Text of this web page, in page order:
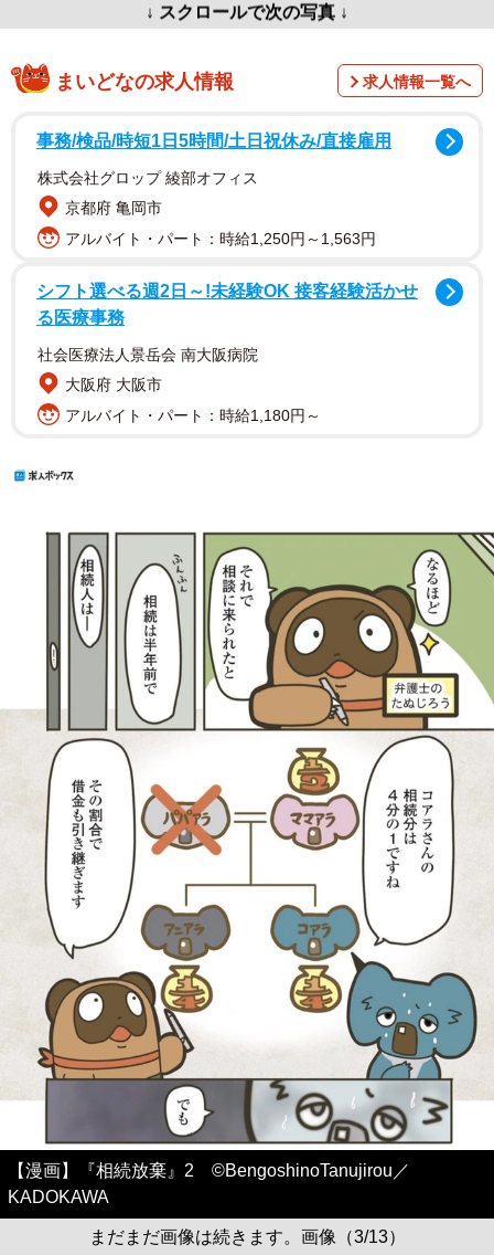
↓ スクロールで次の写真 ↓
まいどなの求人情報 求人情報一覧へ
事務/検品/時短1日5時間/土日祝休み/直接雇用
株式会社グロップ 綾部オフィス
京都府 亀岡市
アルバイト・パート：時給1,250円～1,563円
シフト選べる週2日～!未経験OK 接客経験活かせ
る医療事務
社会医療法人景岳会 南大阪病院
大阪府 大阪市
アルバイト・パート：時給1,180円～
【漫画】『相続放棄』2 ©BengoshinoTanujirou／
KADOKAWA
まだまだ画像は続きます。画像（3/13）